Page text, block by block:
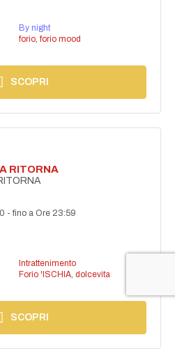
By night
forio, forio mood
SCOPRI
RITORNA
-fino a Ore 23:59
Intrattenimento
Forio 'ISCHIA, dolcevita
SCOPRI